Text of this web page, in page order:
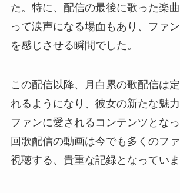
た。特に、配信の最後に歌った楽
って涙声になる場面もあり、ファ
を感じさせる瞬間でした。
この配信以降、月白累の歌配信は
れるようになり、彼女の新たな魅
ファンに愛されるコンテンツとな
回歌配信の動画は今でも多くのフ
視聴する、貴重な記録となっていま